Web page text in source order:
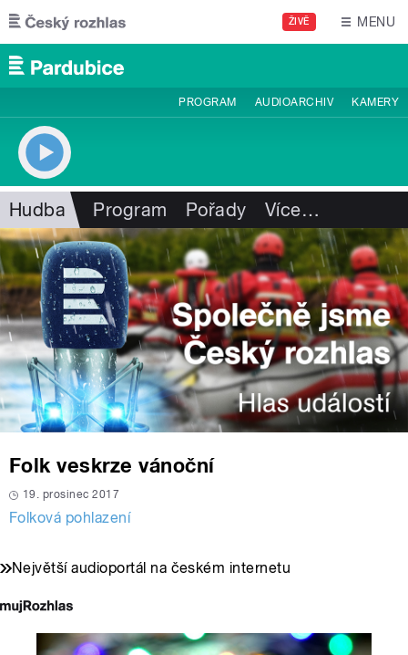
Přejít k hlavnímu obsahu
ŽIVĚ MENU
PROGRAM AUDIOARCHIV KAMERY
Hudba Program Pořady Více…
Folk veskrze vánoční
19. prosinec 2017
Folková pohlazení
Největší audioportál na českém internetu